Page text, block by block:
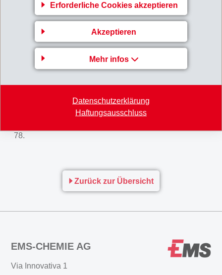
Erforderliche Cookies akzeptieren
Akzeptieren
Mehr infos
Datenschutzerklärung
Haftungsausschluss
Beide Erlebniswelten sind für Firmen, Vereine,
Schulklassen und andere interessierte Gruppen jeden
Alters auf Voranmeldung kostenlos zugänglich.
Ehemalige EMS-Kadermitarbeiter führen durch die
Ausstellung; im EMSORAMA begleiten erfahrene
www.emschemie.ch/ausstellung oder
78.
Zurück zur Übersicht
EMS-CHEMIE AG
Via Innovativa 1